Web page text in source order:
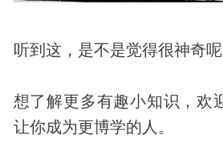
听到这，是不是觉得很神奇呢
想了解更多有趣小知识，欢
让你成为更博学的人。